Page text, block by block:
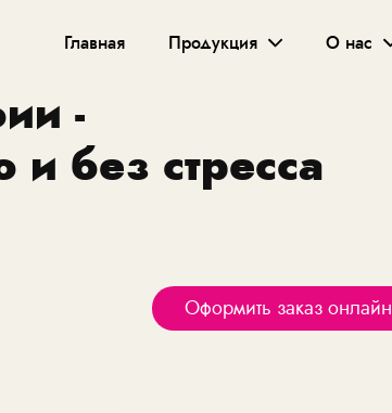
Главная Продукция О нас
-
и без стресса
Оформить заказ онлайн